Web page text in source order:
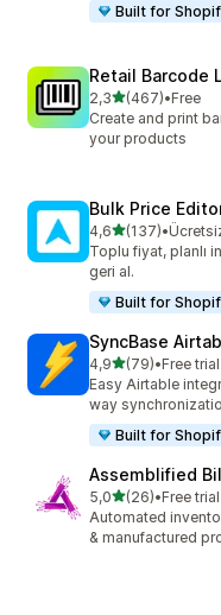
Built for
Retail Barcode
2,35 yıldız
(467)
toplam 467•Free
Create and print
your products
Bulk Price
4,65 yıldız
(137)
toplam 137•
Toplu fiyat, planlı
geri al.
Built for
SyncBase
4,95 yıldız
(79)
toplam 79•Free
Easy Airtable
way
Built for
Assemblified
5,05 yıldız
(26)
toplam 26•Free
Automated
& manufactured